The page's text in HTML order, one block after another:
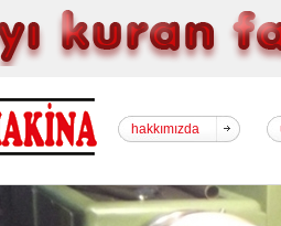
hakkımızda